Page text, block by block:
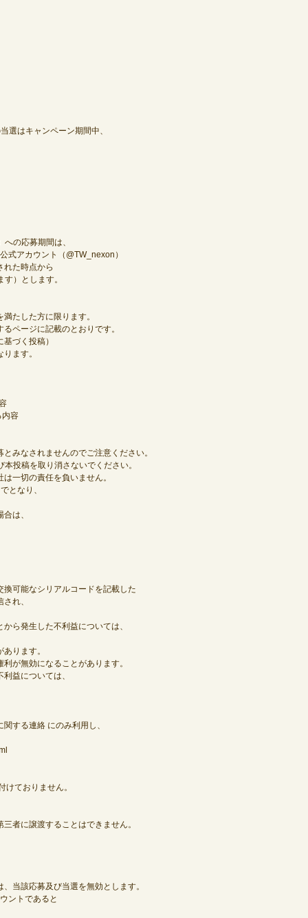
選はキャンペーン期間中、
の応募期間は、
式アカウント（@TW_nexon）
れた時点から
）とします。
たした方に限ります。
ページに記載のとおりです。
づく投稿）
ます。
内容
みなされませんのでご注意ください。
投稿を取り消さないでください。
一切の責任を負いません。
となり、
は、
換可能なシリアルコードを記載した
れ、
ら発生した不利益については、
ります。
が無効になることがあります。
益については、
する連絡 にのみ利用し、
ておりません。
者に譲渡することはできません。
当該応募及び当選を無効とします。
ントであると